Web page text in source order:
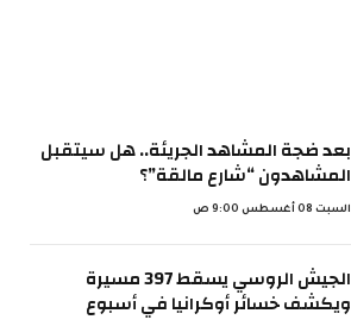
بعد ضجة المشاهد الجريئة.. هل سيتقبل
المشاهدون “شارع مالقة”؟
السبت 08 أغسطس 9:00 ص
الجيش الروسي يسقط 397 مسيرة
ويكشف خسائر أوكرانيا في أسبوع